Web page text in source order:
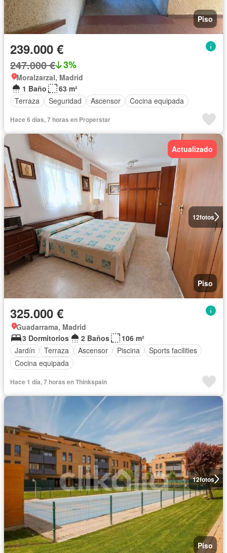
Piso
239.000 €
247.000 € 3%
Moralzarzal, Madrid
1 Baño
63 m²
Terraza
Seguridad Ascensor Cocina equipada
Hace 6 días, 7 horas en Properstar
12fotos
Actualizado
Piso
325.000 €
Guadarrama, Madrid
3 Dormitorios
2 Baños
106 m²
Jardín
Terraza Ascensor Piscina
Sports facilities
Cocina equipada
Hace 1 día, 7 horas en Thinkspain
12fotos
Piso